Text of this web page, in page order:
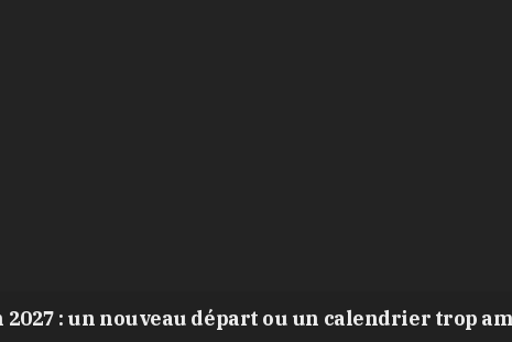
2027 : un nouveau départ ou un calendrier trop